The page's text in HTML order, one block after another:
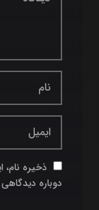
ذخیره
دوباره